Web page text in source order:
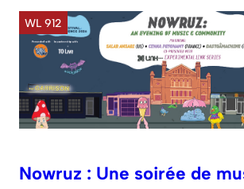
WL 912
Nowruz : Une soirée de